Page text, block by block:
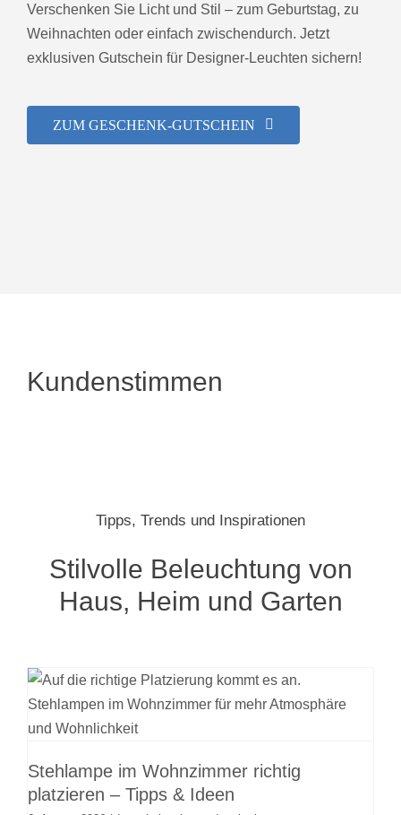
Verschenken Sie Licht und Stil – zum Geburtstag, zu
Weihnachten oder einfach zwischendurch. Jetzt
exklusiven Gutschein für Designer-Leuchten sichern!
ZUM GESCHENK-GUTSCHEIN
Kundenstimmen
Tipps, Trends und Inspirationen
Stilvolle Beleuchtung von
Haus, Heim und Garten
Stehlampe im Wohnzimmer richtig
platzieren – Tipps & Ideen
Stehlampe im Wohnzimmer richtig
platzieren – Tipps & Ideen